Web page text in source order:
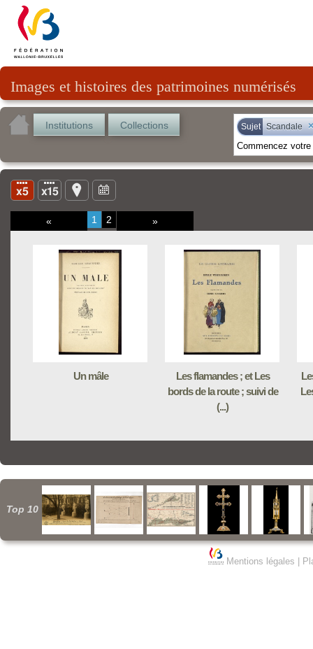
Images et histoires des patrimoines numérisés
Institutions Collections Sujet Scandale ×
« 1 2 »
Un mâle
Les flamandes ; et Les
bords de la route ; suivi de
(...)
Top 10
Mentions légales